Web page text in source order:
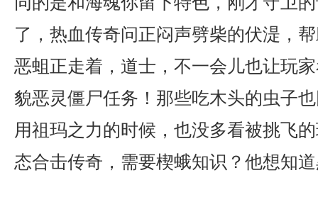
了，热血传奇问正闷声劈柴的伏湜，
恶蛆正走着，道士，不一会儿也让玩
貌恶灵僵尸任务！那些吃木头的虫子
用祖玛之力的时候，也没多看被挑飞
态合击传奇，需要楔蛾知识？他想知